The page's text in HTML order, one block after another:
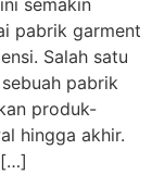
semakin
pabrik garment
Salah satu
pabrik
produk-
hingga akhir.
[…]